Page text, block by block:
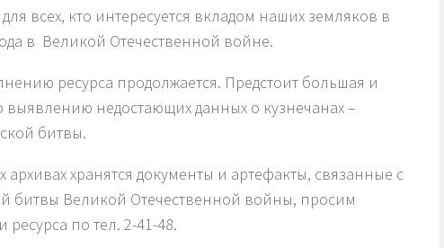
всех, кто интересуется вкладом наших земляков в
в Великой Отечественной войне.
ресурса продолжается. Предстоит большая и
выявлению недостающих данных о кузнечанах –
битвы.
хранятся документы и артефакты, связанные с
битвы Великой Отечественной войны, просим
ресурса по тел. 2-41-48.